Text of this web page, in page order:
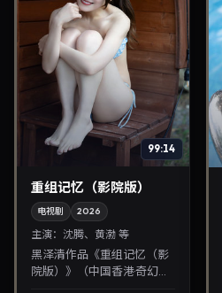
99:14
重组记忆（影院版）
电视剧 2026
主演： 沈腾、黄渤 等
黑泽清作品《重组记忆（影
院版）》（中国香港·奇幻）